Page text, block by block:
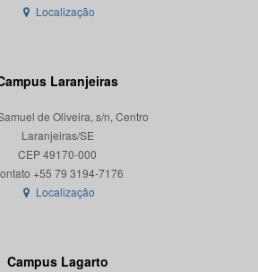
Localização
Laranjeiras
de Oliveira, s/n, Centro
Laranjeiras/SE
CEP 49170-000
Localização
Campus Lagarto